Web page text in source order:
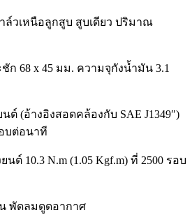
าล์วเหนือลูกสูบ สูบเดียว ปริมาณ
ก 68 x 45 มม. ความจุกังน้ำมัน 3.1
ต์ (อ้างอิงสอดคล้องกับ SAE J1349″)
อบต่อนาที
นต์ 10.3 N.m (1.05 Kgf.m) ที่ 2500 รอบ
พัดลมดูดอากาศ